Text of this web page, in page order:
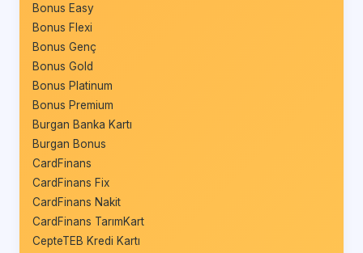
Bonus Easy
Bonus Flexi
Bonus Genç
Bonus Gold
Bonus Platinum
Bonus Premium
Burgan Banka Kartı
Burgan Bonus
CardFinans
CardFinans Fix
CardFinans Nakit
CardFinans TarımKart
CepteTEB Kredi Kartı